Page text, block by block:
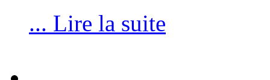
... Lire la suite